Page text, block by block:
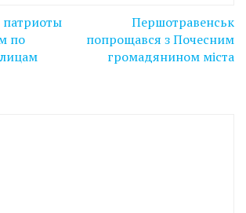
патриоты
по
Першотравенськ
попрощався з Почесним
громадянином міста